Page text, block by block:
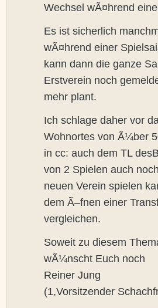
Wechsel wÃ¤hrend
Es ist sicherlich
wÃ¤hrend einer
kann dann die ganze
Erstverein noch
mehr plant.
Ich schlage daher vor
Wohnortes von Ã¼ber
in cc: auch dem TL
von 2 Spielen auch
neuen Verein spielen
dem Ã–fnen einer
vergleichen.
Soweit zu diesem
wÃ¼nscht Euch noch
Reiner Jung
(1,Vorsitzender